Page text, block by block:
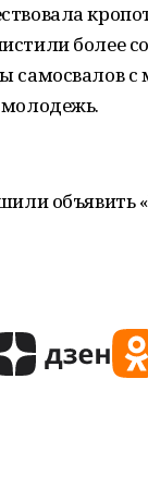
более
самосвалов
молодежь.